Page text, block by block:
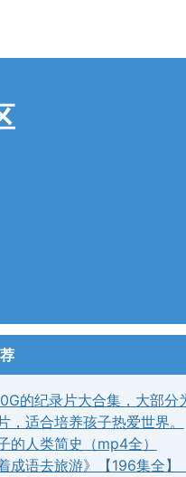
的纪录片大合集，大部分
，适合培养孩子热爱世界。
的人类简史（mp4全）
着成语去旅游》【196集全】